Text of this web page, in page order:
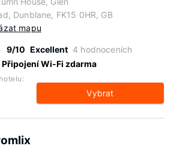
Dunblane, FK15 0HR, GB
mapu
9/10 Excellent 4 hodnoceních
Připojení Wi-Fi zdarma
Vybrat